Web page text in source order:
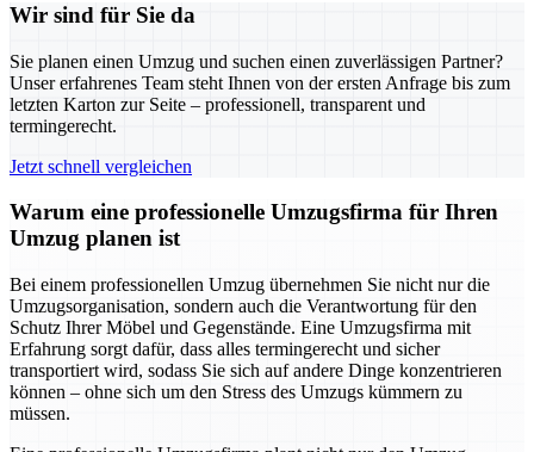
Wir sind für Sie da
Sie planen einen Umzug und suchen einen zuverlässigen Partner?
Unser erfahrenes Team steht Ihnen von der ersten Anfrage bis zum
letzten Karton zur Seite – professionell, transparent und
termingerecht.
Jetzt schnell vergleichen
Warum eine professionelle Umzugsfirma für Ihren
Umzug planen ist
Bei einem professionellen Umzug übernehmen Sie nicht nur die
Umzugsorganisation, sondern auch die Verantwortung für den
Schutz Ihrer Möbel und Gegenstände. Eine Umzugsfirma mit
Erfahrung sorgt dafür, dass alles termingerecht und sicher
transportiert wird, sodass Sie sich auf andere Dinge konzentrieren
können – ohne sich um den Stress des Umzugs kümmern zu
müssen.